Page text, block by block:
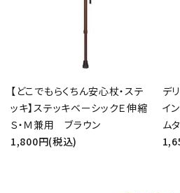
【どこでもらくちん安心杖・ステ
ッキ】ステッキベーシックＥ伸縮
Ｓ・Ｍ兼用 ブラウン
1,800円(税込)
デ
イ
ム